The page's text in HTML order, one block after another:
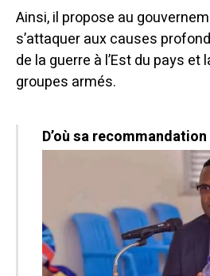
Ainsi, il propose au
s’attaquer aux causes
de la guerre à l’Est du pays
groupes armés.
D’où sa recommandation